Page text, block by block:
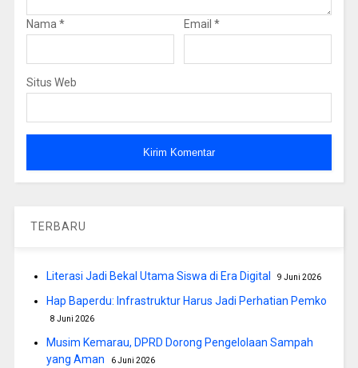
Nama * Email *
Situs Web
TERBARU
Literasi Jadi Bekal Utama Siswa di Era Digital 9 Juni 2026
Hap Baperdu: Infrastruktur Harus Jadi Perhatian Pemko
8 Juni 2026
Musim Kemarau, DPRD Dorong Pengelolaan Sampah
yang Aman
6 Juni 2026